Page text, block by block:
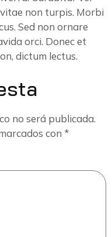
non turpis. Morbi
Sed non ornare
orci. Donec et
dictum lectus.
no será publicada.
con *